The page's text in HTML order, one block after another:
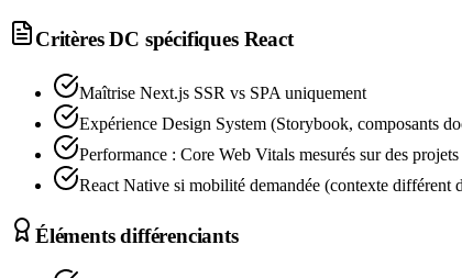
Critères DC spécifiques React
Maîtrise Next.js SSR vs SPA uniquement
Expérience Design System (Storybook, composants
Performance : Core Web Vitals mesurés sur des projets
React Native si mobilité demandée (contexte différent
Éléments différenciants